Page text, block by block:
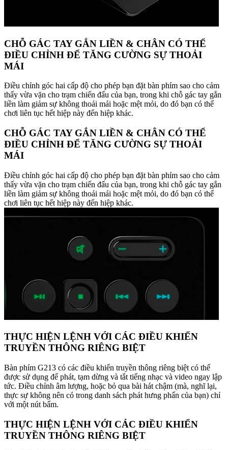
CHỖ GÁC TAY GẮN LIỀN & CHÂN CÓ THỂ
ĐIỀU CHỈNH ĐỂ TĂNG CƯỜNG SỰ THOẢI
MÁI
Điều chỉnh góc hai cấp độ cho phép bạn đặt bàn phím sao cho cảm
thấy vừa vặn cho trạm chiến đấu của bạn, trong khi chỗ gác tay gắn
liền làm giảm sự không thoải mái hoặc mệt mỏi, do đó bạn có thể
chơi liên tục hết hiệp này đến hiệp khác.
CHỖ GÁC TAY GẮN LIỀN & CHÂN CÓ THỂ
ĐIỀU CHỈNH ĐỂ TĂNG CƯỜNG SỰ THOẢI
MÁI
Điều chỉnh góc hai cấp độ cho phép bạn đặt bàn phím sao cho cảm
thấy vừa vặn cho trạm chiến đấu của bạn, trong khi chỗ gác tay gắn
liền làm giảm sự không thoải mái hoặc mệt mỏi, do đó bạn có thể
chơi liên tục hết hiệp này đến hiệp khác.
THỰC HIỆN LỆNH VỚI CÁC ĐIỀU KHIỂN
TRUYỀN THÔNG RIÊNG BIỆT
Bàn phím G213 có các điều khiển truyền thông riêng biệt có thể
được sử dụng để phát, tạm dừng và tắt tiếng nhạc và video ngay lập
tức. Điều chỉnh âm lượng, hoặc bỏ qua bài hát chậm (mà, nghĩ lại,
thực sự không nên có trong danh sách phát hưng phấn của bạn) chỉ
với một nút bấm.
THỰC HIỆN LỆNH VỚI CÁC ĐIỀU KHIỂN
TRUYỀN THÔNG RIÊNG BIỆT